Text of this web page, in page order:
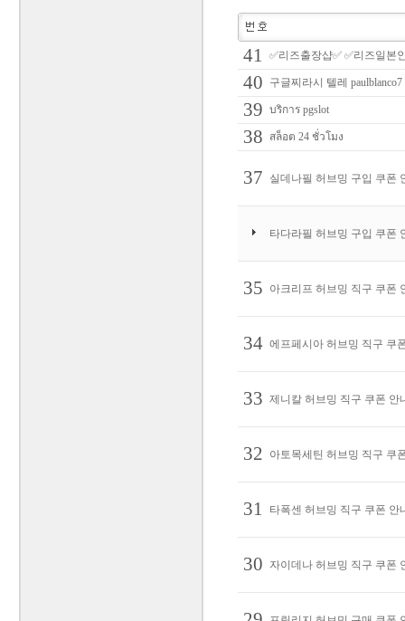
41 ✅리즈출장샵✅ ✅리즈일본
40 구글찌라시 텔레
39 บริการ pgslot
38 สล็อต 24 ชั่วโมง
37 실데나필 허브밍 구입 쿠폰
타다라필 허브밍 구입 쿠폰
35 아크리프 허브밍 직구 쿠폰
34 에프페시아 허브밍 직구 쿠
33 제니칼 허브밍 직구 쿠폰 안
32 아토목세틴 허브밍 직구 쿠
31 타폭센 허브밍 직구 쿠폰 안
30 자이데나 허브밍 직구 쿠폰